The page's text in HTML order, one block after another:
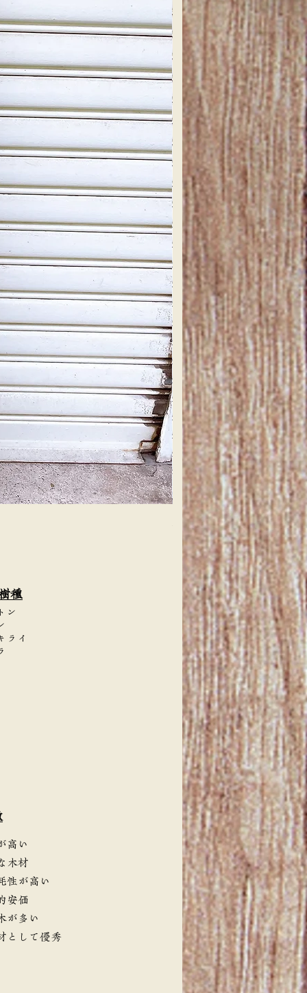
天然檜 一枚板 カウンター
価格
￥4,000
種
ン
ライ
高い
木材
性が高い
安価
が多い
として優秀